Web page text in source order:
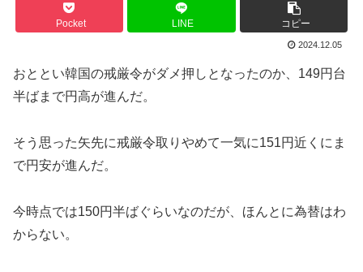
Pocket LINE コピー
2024.12.05
おととい韓国の戒厳令がダメ押しとなったのか、149円台
半ばまで円高が進んだ。
そう思った矢先に戒厳令取りやめて一気に151円近くにま
で円安が進んだ。
今時点では150円半ばぐらいなのだが、ほんとに為替はわ
からない。